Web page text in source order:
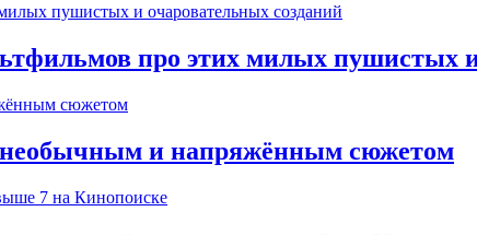
про этих милых пушистых и
необычным и напряжённым сюжетом